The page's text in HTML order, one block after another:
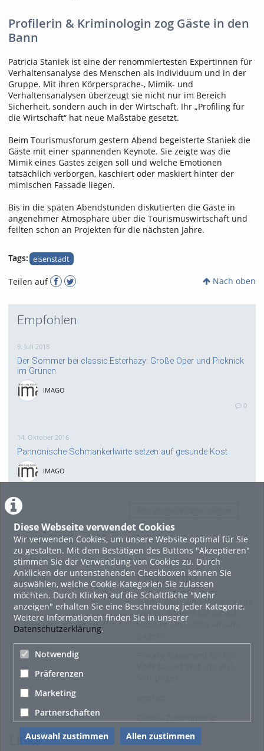
Diese Webseite verwendet Cookies
Wir verwenden Cookies, um unsere Website optimal für Sie
zu gestalten. Mit dem Bestätigen des Buttons "Akzeptieren"
stimmen Sie der Verwendung von Cookies zu. Durch
Anklicken der untenstehenden Checkboxen können Sie
auswählen, welche Cookie-Kategorien Sie zulassen
möchten. Durch Klicken auf die Schaltfläche "Mehr
anzeigen" erhalten Sie eine Beschreibung jeder Kategorie.
Weitere Informationen finden Sie in unserer
Datenschutzerklärung.
Notwendig
Präferenzen
Marketing
Partnerschaften
Auswahl zustimmen Allen zustimmen
Profilerin & Kriminologin zog Gäste in den
Bann
Patricia Staniek ist eine der renommiertesten Expertinnen für
Verhaltensanalyse des Menschen als Individuum und in der
Gruppe. Mit ihren Körpersprache-, Mimik- und
Verhaltensanalysen überzeugt sie nicht nur im Bereich
Sicherheit, sondern auch in der Wirtschaft. Ihr „Profiling für
die Wirtschaft“ hat neue Maßstäbe gesetzt.
Beim Tourismusforum gestern Abend begeisterte Staniek die
Gäste mit einer spannenden Keynote. Sie zeigte was die
Mimik eines Gastes zeigen soll und welche Emotionen
tatsächlich verborgen, kaschiert oder maskiert hinter der
mimischen Fassade liegen.
Bis in die späten Abendstunden diskutierten die Gäste in
angenehmer Atmosphäre über die Tourismuswirtschaft und
feilten schon an Projekten für die nächsten Jahre.
Tags: eisenstadt
Teilen auf Nach oben
Empfohlen
9. Juli 2018
Der Sommer bei classic.Esterhazy: Große Oper und Picknick
im Grünen
IMAGO
0
14. Oktober 2016
Pannonische Schmankerlwirte setzen auf gesunde Kost
IMAGO
About Legal Info
Terms and Conditions for the
Usage of this ViMP based
website (including all sub-
Links